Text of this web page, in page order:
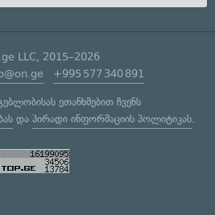
LLC, 2015–2026
+995 577 340 891
ეთანხმებით ჩვენს
და პირადი ინფორმაციის პოლიტიკას.